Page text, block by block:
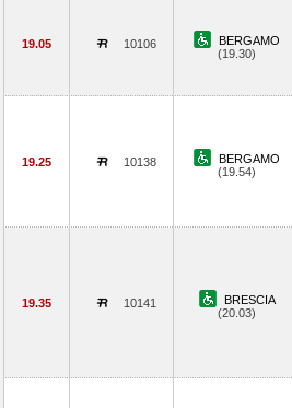
19.05 10106
BERGAMO
(19.30)
19.25 10138
BERGAMO
(19.54)
19.35 10141
BRESCIA
(20.03)